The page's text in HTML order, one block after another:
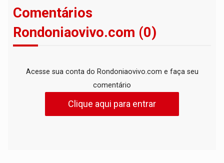
Comentários
Rondoniaovivo.com (0)
Acesse sua conta do Rondoniaovivo.com e faça seu
comentário
Clique aqui para entrar